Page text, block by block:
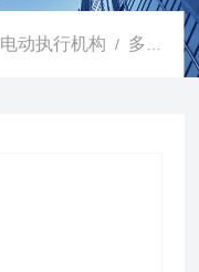
电动执行机构 / 多回转阀门电动执行机构